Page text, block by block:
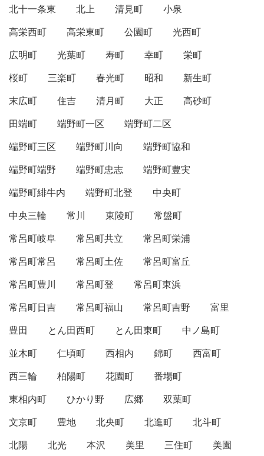
北十一条東
北上 清見町
小泉
高栄西町
高栄東町 公園町
光西町
広明町
光葉町 寿町 幸町
栄町
桜町
三楽町 春光町 昭和
新生町
末広町
住吉 清月町 大正
高砂町
田端町
端野町一区
端野町二区
端野町三区
端野町川向
端野町協和
端野町端野
端野町忠志
端野町豊実
端野町緋牛内
端野町北登
中央町
中央三輪
常川 東陵町
常盤町
常呂町岐阜
常呂町共立
常呂町栄浦
常呂町常呂
常呂町土佐
常呂町富丘
常呂町豊川
常呂町登
常呂町東浜
常呂町日吉
常呂町福山 常呂町吉野
富里
豊田
とん田西町 とん田東町
中ノ島町
並木町
仁頃町 西相内 錦町
西富町
西三輪
柏陽町 花園町
番場町
東相内町
ひかり野 広郷
双葉町
文京町
豊地 北央町 北進町
北斗町
北陽
北光 本沢 美里 三住町 美園